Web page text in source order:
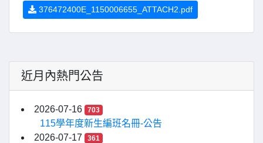
376472400E_1150006655_ATTACH2.pdf
近月內熱門公告
2026-07-16 703
115學年度新生編班名冊-公告
2026-07-17
361